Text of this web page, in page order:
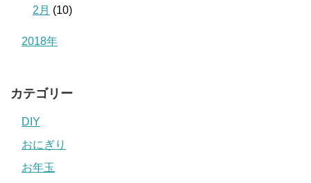
2月 (10)
2018年
カテゴリー
DIY
おにぎり
お年玉